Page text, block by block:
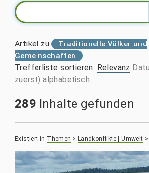
Artikel zu
Traditionelle Völker und
Gemeinschaften
Trefferliste sortieren: Relevanz
zuerst) alphabetisch
289 Inhalte gefunden
Existiert in Themen > Landkonflikte | Umwelt >